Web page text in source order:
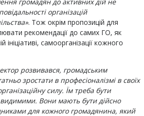
організацій
. Тож окрім пропозицій для
рекомендації до самих ГО, як
ініціативі, самоорганізації кожного
розвивався, громадським
зростати в професіоналізмі в своїх
силу. Їм треба бути
Вони мають бути дійсно
для кожного громадянина, який